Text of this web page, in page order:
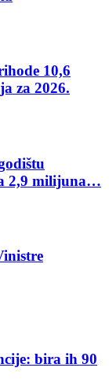
10,6
za 2026.
2,9 milijuna…
bira ih 90